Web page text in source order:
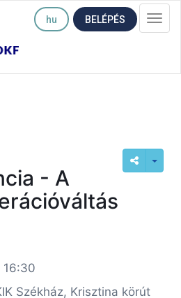
hu BELÉPÉS
- A
Székház, Krisztina körút